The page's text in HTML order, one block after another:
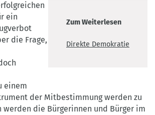
Zum Weiterlesen
Direkte Demokratie
ein
die Frage,
einem
der Mitbestimmung werden zu
werden die Bürgerinnen und Bürger im